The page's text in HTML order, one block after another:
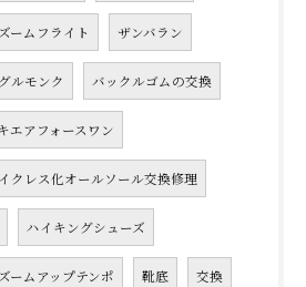
ームフライト ザンバラン
ルモンク バックルゴムの交換
エアフォースワン
クレス化オールソール交換修理
ハイキングシューズ
ームアップテンポ 靴底 交換